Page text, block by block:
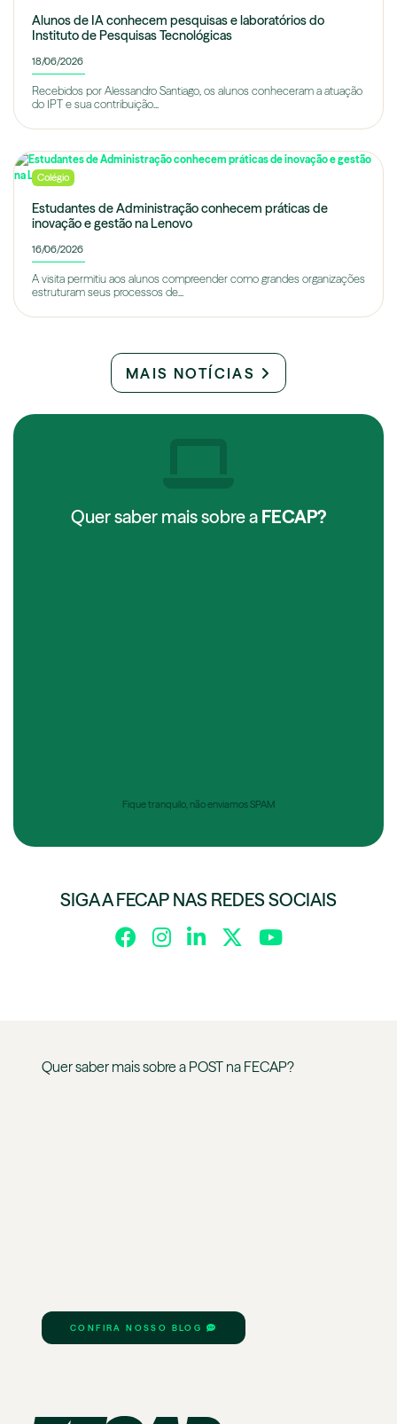
Alunos de IA conhecem pesquisas e laboratórios do
Instituto de Pesquisas Tecnológicas
18/06/2026
Recebidos por Alessandro Santiago, os alunos conheceram a atuação
do IPT e sua contribuição...
Colégio
Estudantes de Administração conhecem práticas de
inovação e gestão na Lenovo
16/06/2026
A visita permitiu aos alunos compreender como grandes organizações
estruturam seus processos de...
MAIS NOTÍCIAS
Quer saber mais sobre a FECAP?
Fique tranquilo, não enviamos SPAM
SIGA A FECAP NAS REDES SOCIAIS
Quer saber mais sobre a POST na FECAP?
CONFIRA NOSSO BLOG